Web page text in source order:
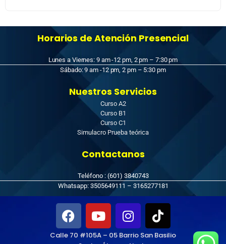
Horarios de Atención Presencial
Lunes a Viernes: 9 am -12 pm, 2 pm – 7:30 pm
Sábado: 9 am -12 pm, 2 pm – 5:30 pm
Nuestros Servicios
Curso A2
Curso B1
Curso C1
Simulacro Prueba teórica
Contactanos
Teléfono : (601) 3840743
Whatsapp: 3505649111 – 3165277181
Calle 70 #105A – 05 Barrio San Basilio